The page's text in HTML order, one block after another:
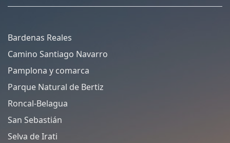
Bardenas Reales
Camino Santiago Navarro
Pamplona y comarca
Parque Natural de Bertiz
Roncal-Belagua
San Sebastián
Selva de Irati